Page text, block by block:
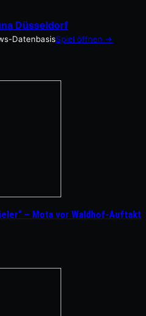
Düsseldorf
DatenbasisSpiel öffnen →
– Mota vor Waldhof-Auftakt